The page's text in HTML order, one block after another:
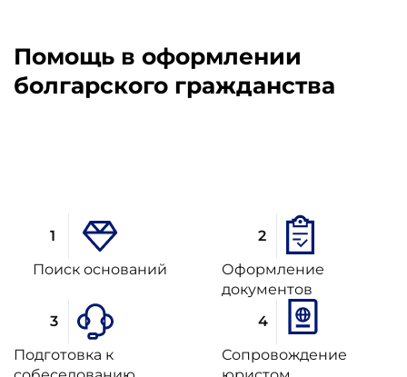
Помощь в оформлении
болгарского гражданства
Поиск оснований
Оформление
документов
Подготовка к
Сопровождение